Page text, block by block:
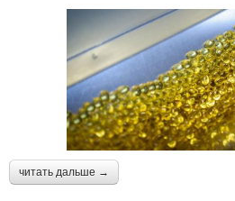
читать дальше →